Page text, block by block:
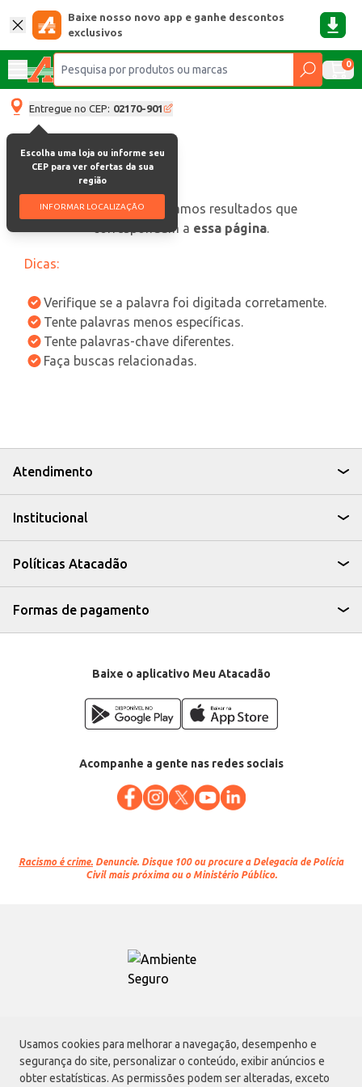
Usamos cookies para melhorar a navegação, desempenho e
segurança do site, personalizar o conteúdo, exibir anúncios e
obter estatísticas. As permissões podem ser alteradas, exceto
Baixe nosso novo app e ganhe descontos
exclusivos
0
Entregue no CEP: 02170-901
Escolha uma loja ou informe seu
CEP para ver ofertas da sua
região
INFORMAR LOCALIZAÇÃO
oops, não encontramos resultados que
correspondam a essa página.
Dicas:
Verifique se a palavra foi digitada corretamente.
Tente palavras menos específicas.
Tente palavras-chave diferentes.
Faça buscas relacionadas.
Atendimento
Institucional
Políticas Atacadão
Formas de pagamento
Baixe o aplicativo Meu Atacadão
Acompanhe a gente nas redes sociais
Racismo é crime. Denuncie. Disque 100 ou procure a Delegacia de Polícia
Civil mais próxima ou o Ministério Público.
Atacadão S.A.
Avenida Morvan Dias de Figueiredo, 6169, Vila Maria, São Paulo - SP | CEP
02170-901 | CNPJ: 75.315.333/0001-09